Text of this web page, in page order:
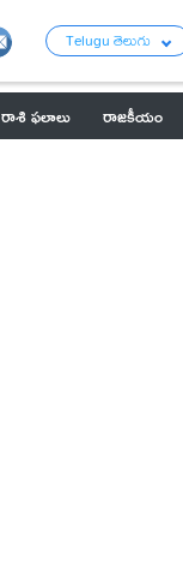
Telugu తెలుగు
రాశి ఫలాలు రాజకీయం